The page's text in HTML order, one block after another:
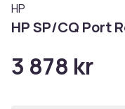
HP
HP SP/CQ Port
3 878 kr